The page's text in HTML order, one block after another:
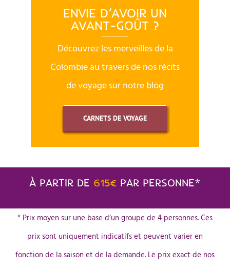
ENVIE D’AVOIR UN
AVANT-GOÛT ?
Découvrez les merveilles de la
Colombie au travers de nos récits
de voyage sur notre blog
CARNETS DE VOYAGE
À PARTIR DE 615€ PAR PERSONNE*
* Prix moyen sur une base d’un groupe de 4 personnes. Ces
prix sont uniquement indicatifs et peuvent varier en
fonction de la saison et de la demande. Le prix exact de nos